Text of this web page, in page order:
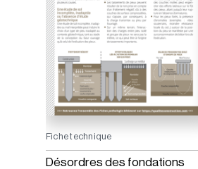
Fiche technique
Désordres des fondations